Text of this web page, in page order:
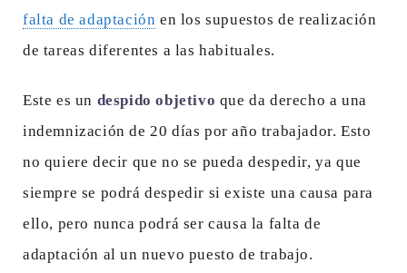
falta de adaptación en los supuestos de realización
de tareas diferentes a las habituales.
Este es un despido objetivo que da derecho a una
indemnización de 20 días por año trabajador. Esto
no quiere decir que no se pueda despedir, ya que
siempre se podrá despedir si existe una causa para
ello, pero nunca podrá ser causa la falta de
adaptación al un nuevo puesto de trabajo.